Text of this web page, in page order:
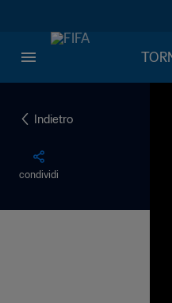
Indietro
condividi